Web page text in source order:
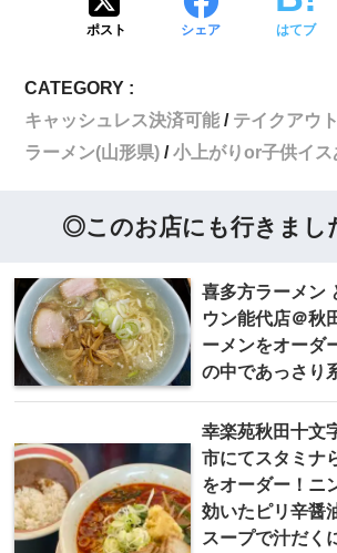
ポスト シェア はてブ
CATEGORY :
キャッシュレス決済可能
テイクアウ
ラーメン(山形県)
小上がりor子供イス
◎このお店にも行きまし
喜多方ラーメン
ウン能代店＠秋
ーメンをオーダ
の中であっさり
幸楽苑秋田十文
市にてスタミナ
をオーダー！ニ
効いたピリ辛醤
スープで汁だく